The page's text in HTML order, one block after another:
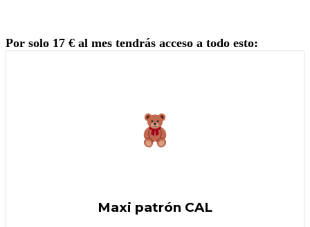
Por solo 17 € al mes tendrás acceso a todo esto:
Maxi patrón CAL